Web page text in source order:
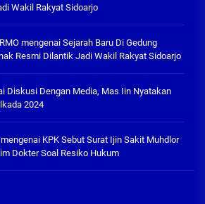
Wakil Rakyat Sidoarjo
mengenai Sejarah Baru Di Gedung
Resmi Dilantik Jadi Wakil Rakyat Sidoarjo
Diskusi Dengan Media, Mas Iin Nyatakan
2024
KPK Sebut Surat Ijin Sakit Muhdlor
Dokter Soal Resiko Hukum